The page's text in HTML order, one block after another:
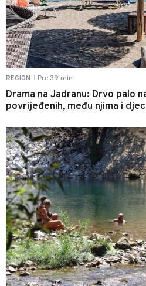
REGION Pre 39 min
Drama na Jadranu: Drvo palo
povrijeđenih, među njima i